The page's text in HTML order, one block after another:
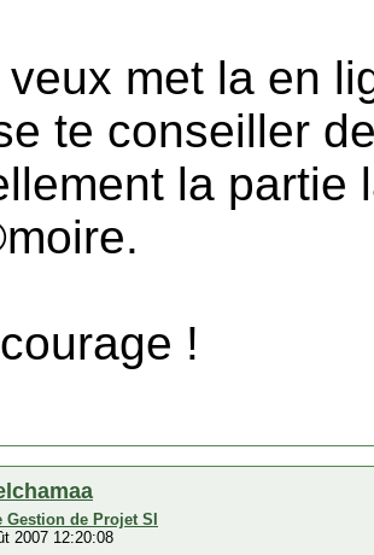
veux met la en
te conseiller
la partie
!
Gestion de Projet SI
2007 12:20:08